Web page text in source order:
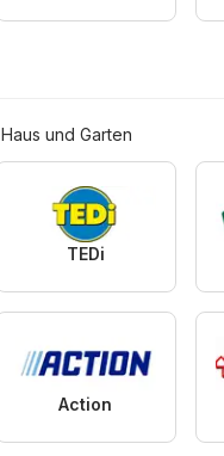
Haus und Garten
TEDi
Action